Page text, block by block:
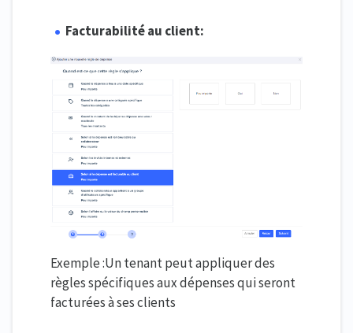
Facturabilité au client:
Exemple :Un tenant peut appliquer des
règles spécifiques aux dépenses qui seront
facturées à ses clients